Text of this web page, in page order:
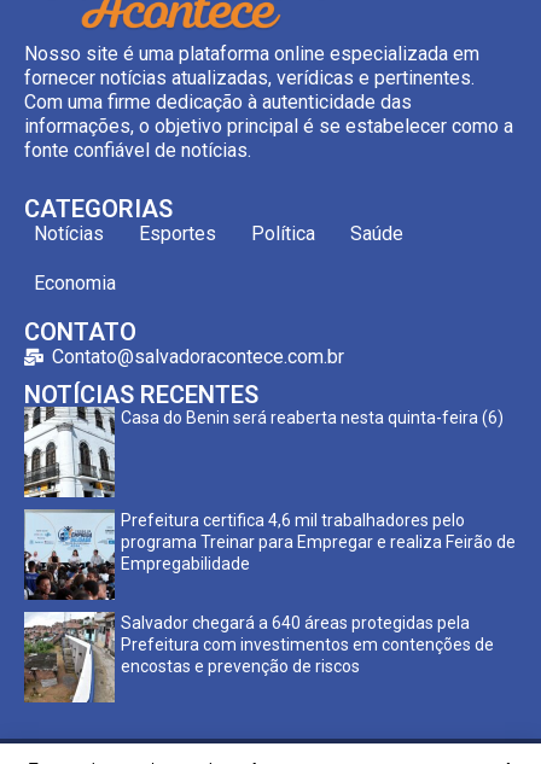
Nosso site é uma plataforma online especializada em
fornecer notícias atualizadas, verídicas e pertinentes.
Com uma firme dedicação à autenticidade das
informações, o objetivo principal é se estabelecer como a
fonte confiável de notícias.
CATEGORIAS
Notícias Esportes Política Saúde
Economia
CONTATO
Contato@salvadoracontece.com.br
NOTÍCIAS RECENTES
Casa do Benin será reaberta nesta quinta-feira (6)
Prefeitura certifica 4,6 mil trabalhadores pelo
programa Treinar para Empregar e realiza Feirão de
Empregabilidade
Salvador chegará a 640 áreas protegidas pela
Prefeitura com investimentos em contenções de
encostas e prevenção de riscos